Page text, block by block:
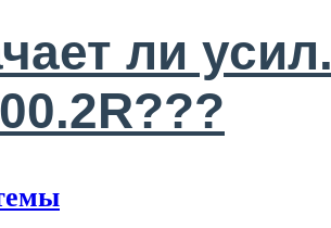
ли